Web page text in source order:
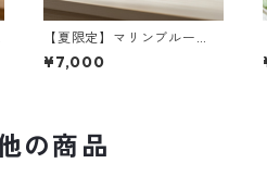
【夏限定】マリンブルー
（立体仕上げ）｜ボタニカ
ルキャンドルML＆ミニジェ
¥7,000
の商品